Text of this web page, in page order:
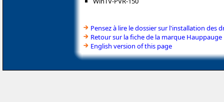
Pensez à lire le dossier sur l'installation des
Retour sur la fiche de la marque Hauppauge
English version of this page